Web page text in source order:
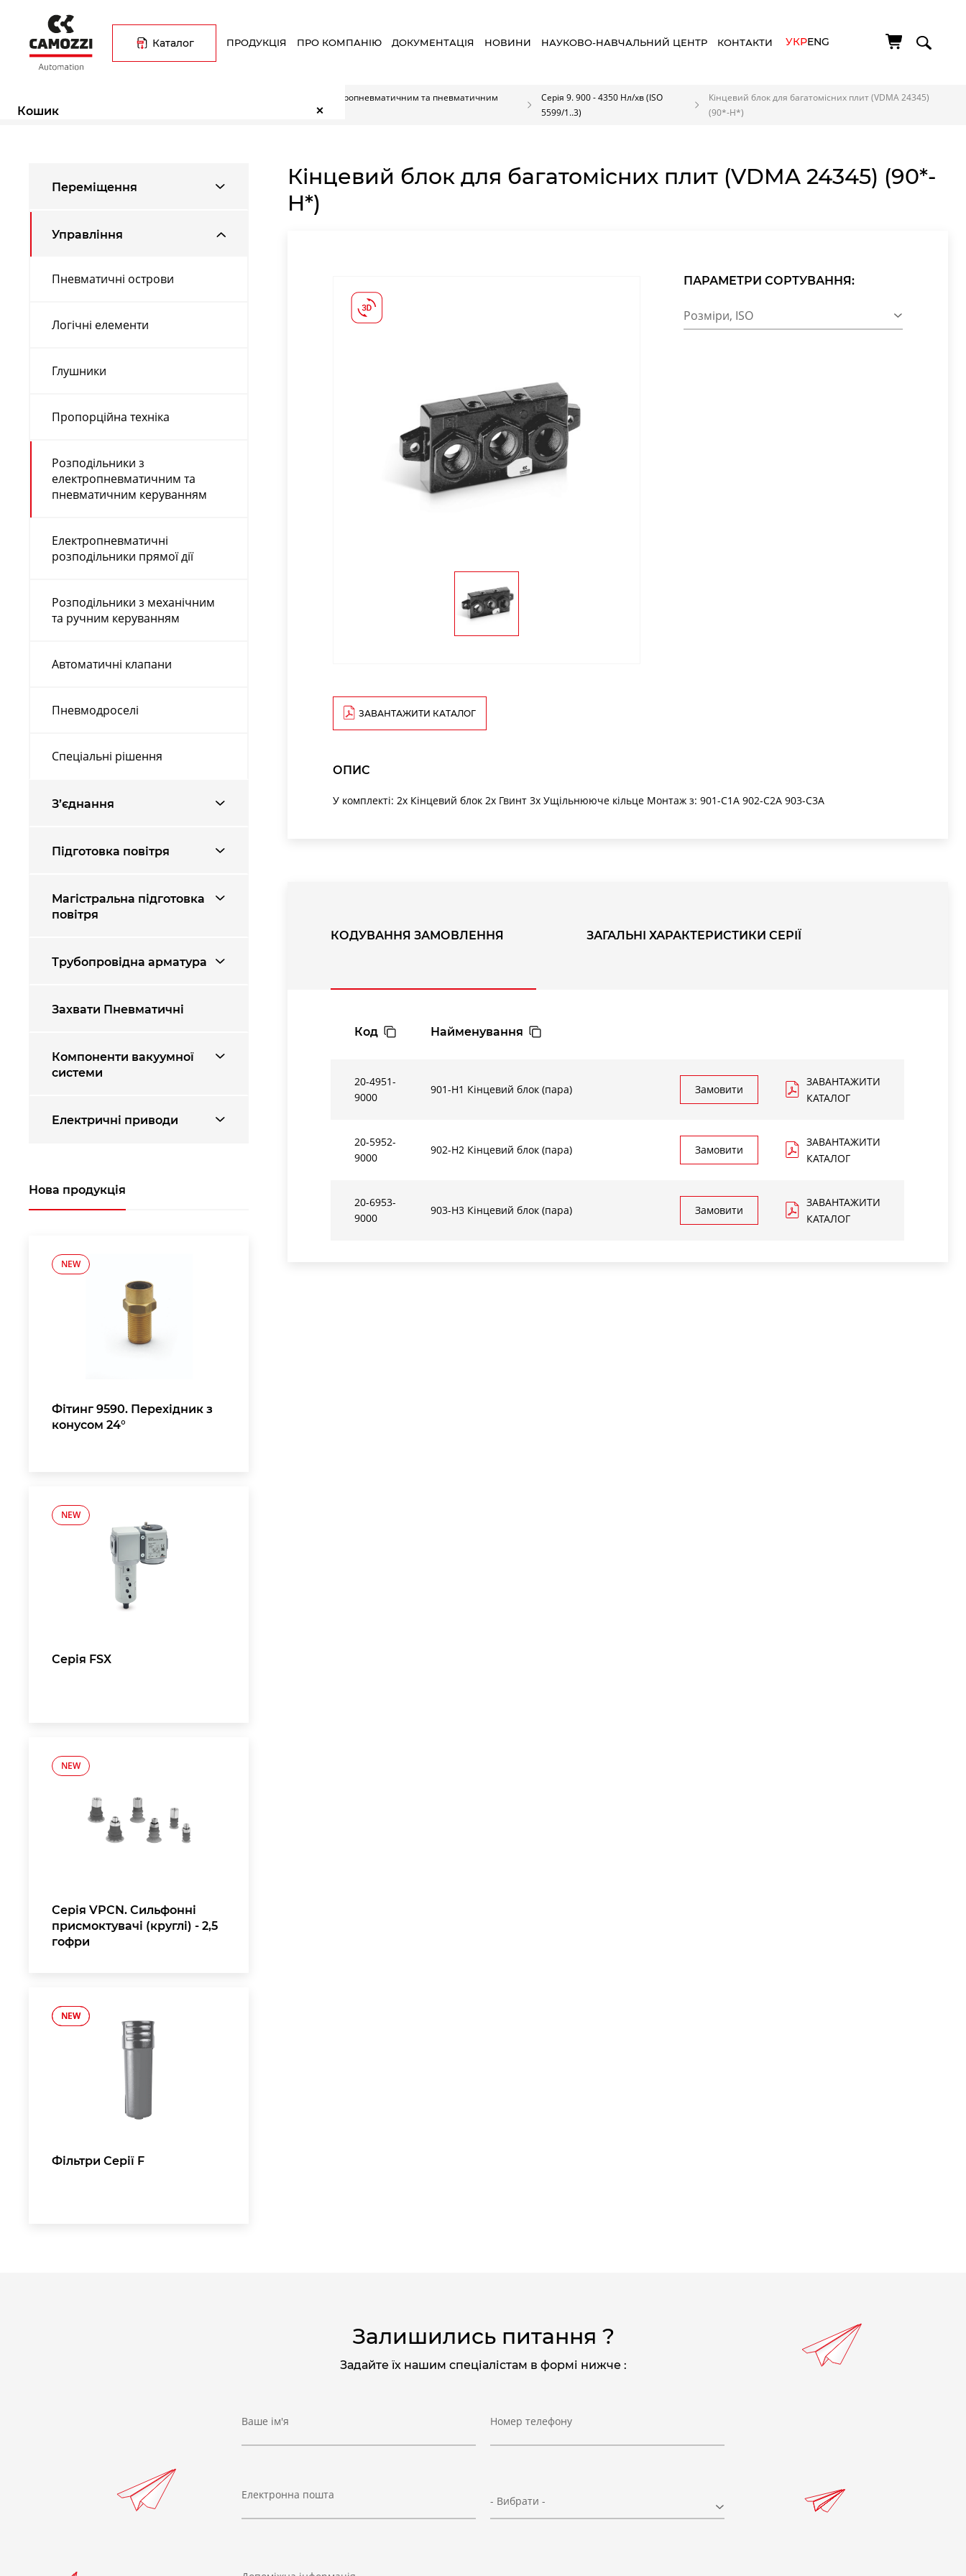
основного
вмісту
Каталог ПРОДУКЦІЯ ПРО КОМПАНІЮ ДОКУМЕНТАЦІЯ НОВИНИ НАУКОВО-НАВЧАЛЬНИЙ ЦЕНТР КОНТАКТИ УКРENG
Кошик ×
навіґації
Розподільники з електропневматичним та пневматичним
Серія 9. 900 - 4350 Нл/хв (ISO
5599/1..3)
Кінцевий блок для багатомісних плит (VDMA 24345)
(90*-H*)
Переміщення
Управління
Пневматичні острови
Логічні елементи
Глушники
Пропорційна техніка
Розподільники з
електропневматичним та
пневматичним керуванням
Електропневматичні
розподільники прямої дії
Розподільники з механічним
та ручним керуванням
Автоматичні клапани
Пневмодроселі
Спеціальні рішення
З’єднання
Підготовка повітря
Магістральна підготовка
повітря
Трубопровідна арматура
Захвати Пневматичні
Компоненти вакуумної
системи
Електричні приводи
Нова продукція
NEW
Фітинг 9590. Перехідник з
конусом 24°
NEW
Серія FSX
NEW
Серія VPCN. Сильфонні
присмоктувачі (круглі) - 2,5
гофри
NEW
NEW
Фільтри Серії F
Кінцевий блок для багатомісних плит (VDMA 24345) (90*-
H*)
ЗАВАНТАЖИТИ КАТАЛОГ
ПАРАМЕТРИ СОРТУВАННЯ:
Розміри, ISO
ОПИС
У комплекті: 2х Кінцевий блок 2х Гвинт 3х Ущільнююче кільце Монтаж з: 901-C1A 902-C2A 903-C3A
КОДУВАННЯ ЗАМОВЛЕННЯ ЗАГАЛЬНІ ХАРАКТЕРИСТИКИ СЕРІЇ
Код Найменування
20-4951-
9000
901-H1 Кiнцевий блок (пара) Замовити
ЗАВАНТАЖИТИ
КАТАЛОГ
20-5952-
9000
902-H2 Кiнцевий блок (пара) Замовити
ЗАВАНТАЖИТИ
КАТАЛОГ
20-6953-
9000
903-H3 Кiнцевий блок (пара) Замовити
ЗАВАНТАЖИТИ
КАТАЛОГ
Залишились питання ?
Задайте їх нашим спеціалістам в формі нижче :
Ваше ім'я Номер телефону
Електронна пошта - Вибрати -